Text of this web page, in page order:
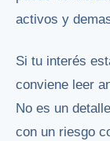
activos y
Si tu interés
conviene leer
No es un
con un riesgo